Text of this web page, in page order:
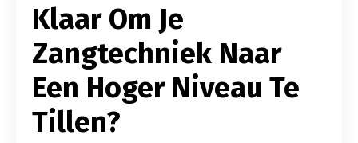
Klaar Om Je
Zangtechniek Naar
Een Hoger Niveau Te
Tillen?